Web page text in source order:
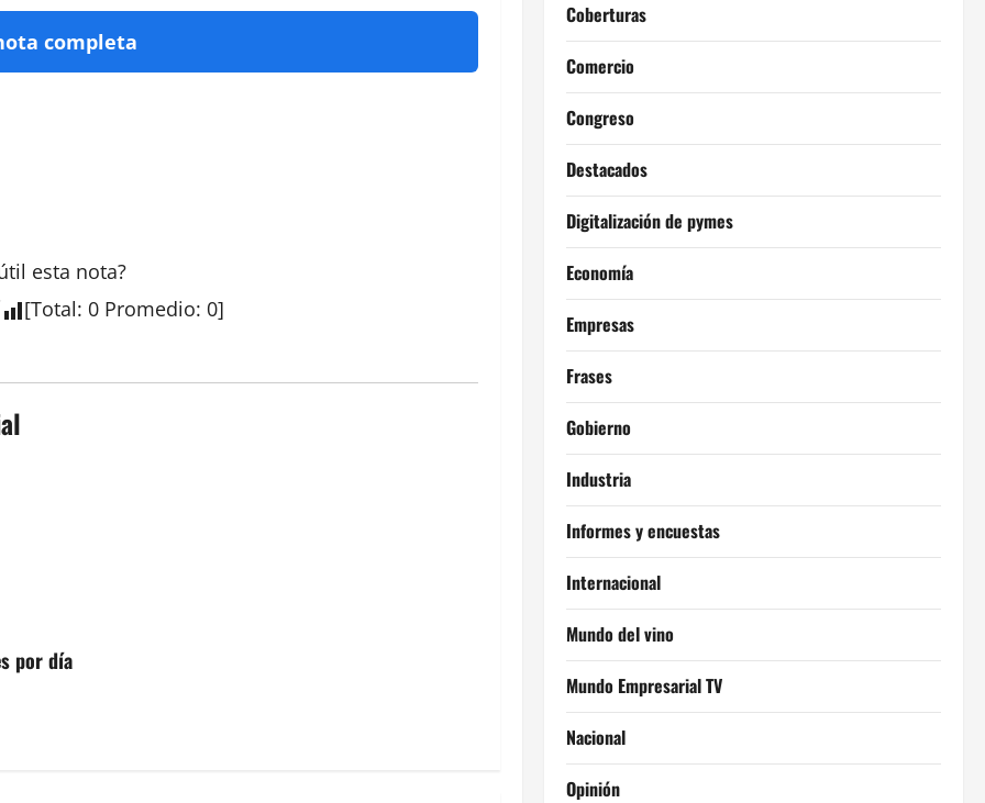
completa
esta nota?
[Total: 0 Promedio: 0]
por día
Coberturas
Comercio
Congreso
Destacados
Digitalización de pymes
Economía
Empresas
Frases
Gobierno
Industria
Informes y encuestas
Internacional
Mundo del vino
Mundo Empresarial TV
Nacional
Opinión